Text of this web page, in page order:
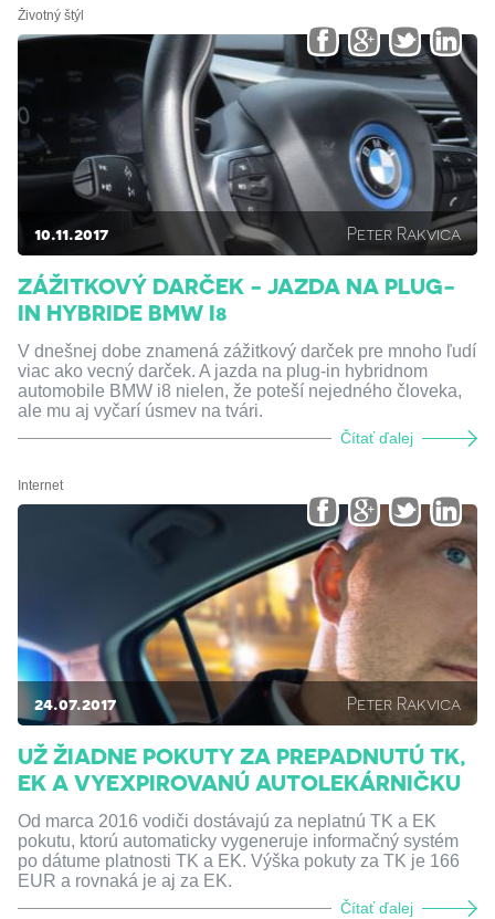
Životný štýl
10.11.2017 Peter Rakvica
ZÁŽITKOVÝ DARČEK - JAZDA NA PLUG-
IN HYBRIDE BMW I8
V dnešnej dobe znamená zážitkový darček pre mnoho ľudí
viac ako vecný darček. A jazda na plug-in hybridnom
automobile BMW i8 nielen, že poteší nejedného človeka,
ale mu aj vyčarí úsmev na tvári.
Čítať ďalej
Internet
24.07.2017 Peter Rakvica
UŽ ŽIADNE POKUTY ZA PREPADNUTÚ TK,
EK A VYEXPIROVANÚ AUTOLEKÁRNIČKU
Od marca 2016 vodiči dostávajú za neplatnú TK a EK
pokutu, ktorú automaticky vygeneruje informačný systém
po dátume platnosti TK a EK. Výška pokuty za TK je 166
EUR a rovnaká je aj za EK.
Čítať ďalej